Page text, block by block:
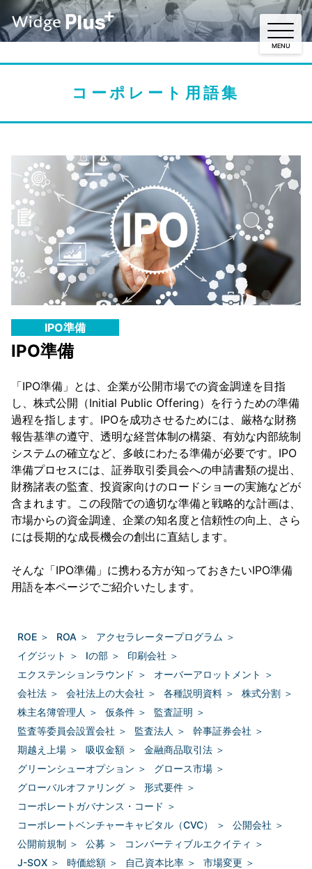
コーポレート用語集
IPO準備
IPO準備
「IPO準備」とは、企業が公開市場での資金調達を目指
し、株式公開（Initial Public Offering）を行うための準備
過程を指します。IPOを成功させるためには、厳格な財務
報告基準の遵守、透明な経営体制の構築、有効な内部統制
システムの確立など、多岐にわたる準備が必要です。IPO
準備プロセスには、証券取引委員会への申請書類の提出、
財務諸表の監査、投資家向けのロードショーの実施などが
含まれます。この段階での適切な準備と戦略的な計画は、
市場からの資金調達、企業の知名度と信頼性の向上、さら
には長期的な成長機会の創出に直結します。
そんな「IPO準備」に携わる方が知っておきたいIPO準備
用語を本ページでご紹介いたします。
ROE ＞ ROA ＞ アクセラレータープログラム ＞
イグジット ＞ Ⅰの部 ＞ 印刷会社 ＞
エクステンションラウンド ＞ オーバーアロットメント ＞
会社法 ＞ 会社法上の大会社 ＞ 各種説明資料 ＞ 株式分割 ＞
株主名簿管理人 ＞ 仮条件 ＞ 監査証明 ＞
監査等委員会設置会社 ＞ 監査法人 ＞ 幹事証券会社 ＞
期越え上場 ＞ 吸収金額 ＞ 金融商品取引法 ＞
グリーンシューオプション ＞ グロース市場 ＞
グローバルオファリング ＞ 形式要件 ＞
コーポレートガバナンス・コード ＞
コーポレートベンチャーキャピタル（CVC）
＞ 公開会社 ＞
公開前規制 ＞ 公募 ＞ コンバーティブルエクイティ ＞
J-SOX ＞ 時価総額 ＞ 自己資本比率 ＞ 市場変更 ＞